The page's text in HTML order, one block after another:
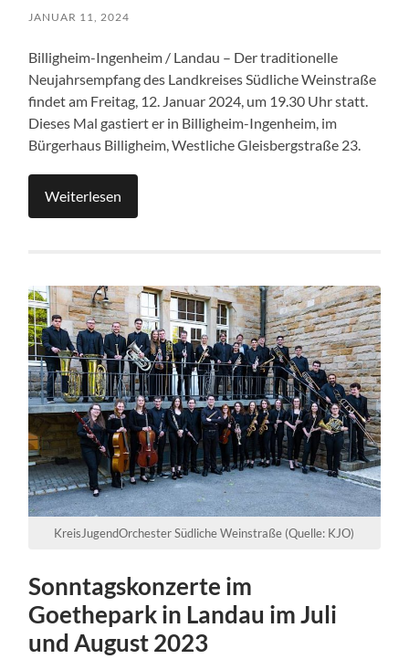
JANUAR 11, 2024
Billigheim-Ingenheim / Landau – Der traditionelle
Neujahrsempfang des Landkreises Südliche Weinstraße
findet am Freitag, 12. Januar 2024, um 19.30 Uhr statt.
Dieses Mal gastiert er in Billigheim-Ingenheim, im
Bürgerhaus Billigheim, Westliche Gleisbergstraße 23.
Weiterlesen
KreisJugendOrchester Südliche Weinstraße (Quelle: KJO)
Sonntagskonzerte im
Goethepark in Landau im Juli
und August 2023